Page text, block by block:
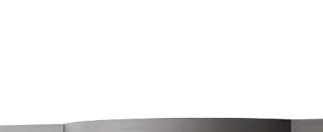
ve Öne Çıkan Modeller